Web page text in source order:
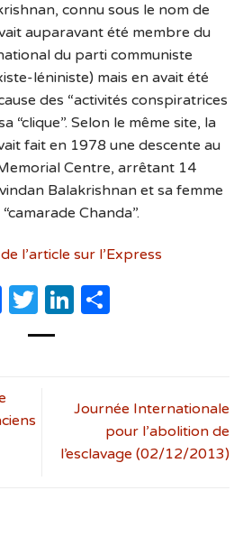
connu sous le nom de
auparavant été membre du
du parti communiste
léniniste) mais en avait été
des “activités conspiratrices
“clique”. Selon le même site, la
fait en 1978 une descente au
Centre, arrêtant 14
Balakrishnan et sa femme
Chanda”.
l’article sur l’Express
Facebook
TwitterLinkedIn
Journée Internationale
pour l’abolition de
l’esclavage (02/12/2013)